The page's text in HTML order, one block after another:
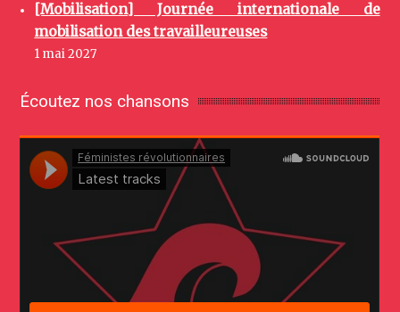
[Mobilisation] Journée internationale de
mobilisation des travailleureuses
1 mai 2027
Écoutez nos chansons